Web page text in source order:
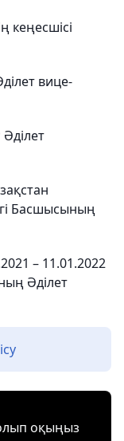
кеңесшісі
вице-
Басшысының
– 11.01.2022
Әділет
оқыңыз